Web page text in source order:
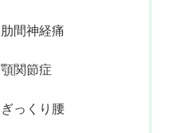
肋間神経痛
顎関節症
ぎっくり腰